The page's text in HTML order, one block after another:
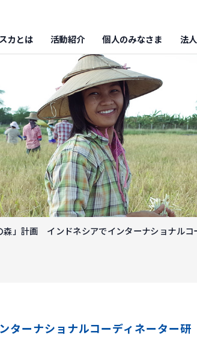
カとは 活動紹介 個人のみなさま 法
森」計画 インドネシアでインターナショナルコ
ターナショナルコーディネーター研